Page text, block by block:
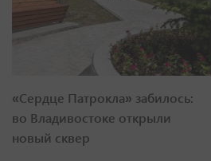
«Сердце Патрокла» забилось:
во Владивостоке открыли
новый сквер